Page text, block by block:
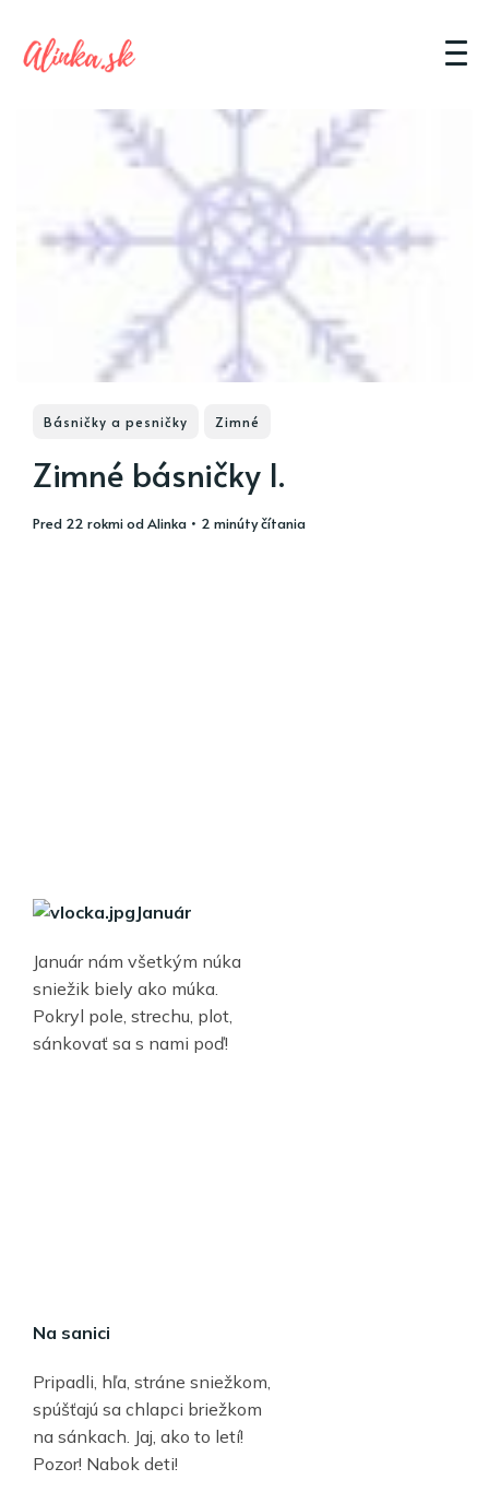
Básničky a pesničky Zimné
Zimné básničky I.
pred 22 rokmiodAlinka • 2 minúty čítania
Január
Január nám všetkým núka
sniežik biely ako múka.
Pokryl pole, strechu, plot,
sánkovať sa s nami poď!
Na sanici
Pripadli, hľa, stráne sniežkom,
spúšťajú sa chlapci briežkom
na sánkach. Jaj, ako to letí!
Pozor! Nabok deti!